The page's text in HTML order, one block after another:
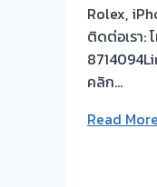
Rolex,
ติดต่อเรา:
คลิก…
Read More